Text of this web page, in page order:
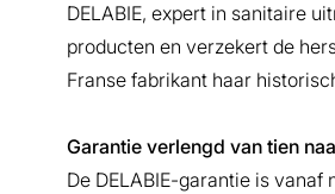
DELABIE, expert in sanitaire
producten en verzekert de
Franse fabrikant haar
Garantie verlengd van tien
De DELABIE-garantie is